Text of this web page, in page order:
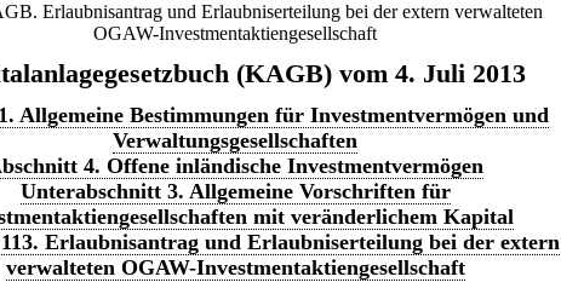
Erlaubnisantrag und Erlaubniserteilung bei der extern verwalteten
OGAW-Investmentaktiengesellschaft
(KAGB) vom 4. Juli 2013
Allgemeine Bestimmungen für Investmentvermögen und
Verwaltungsgesellschaften
4. Offene inländische Investmentvermögen
Unterabschnitt 3. Allgemeine Vorschriften für
mit veränderlichem Kapital
Erlaubnisantrag und Erlaubniserteilung bei der extern
verwalteten OGAW-Investmentaktiengesellschaft